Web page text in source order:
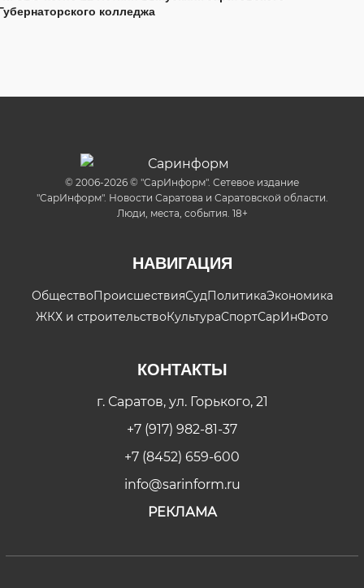
колледжа
© 2006-2026 © "СарИнформ". Сетевое издание
"СарИнформ". Новости Саратова и Саратовской области.
Люди, места, события. 18+
НАВИГАЦИЯ
ОбществоПроисшествияСудПолитикаЭкономика
ЖКХ и строительствоКультураСпортСарИнФото
КОНТАКТЫ
г. Саратов, ул. Горького, 21
+7 (917) 982-81-37
+7 (8452) 659-600
info@sarinform.ru
РЕКЛАМА